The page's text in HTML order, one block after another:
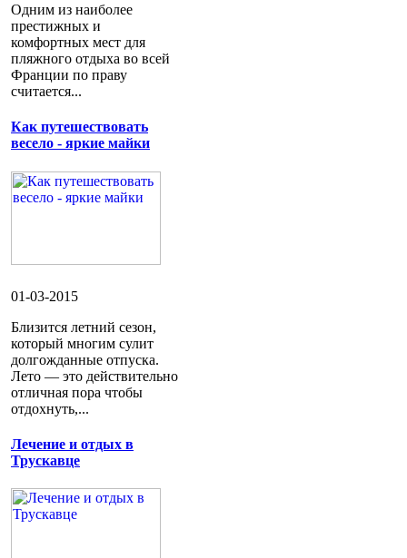
Одним из наиболее
престижных и
комфортных мест для
пляжного отдыха во всей
Франции по праву
считается...
Как путешествовать
весело - яркие майки
01-03-2015
Близится летний сезон,
который многим сулит
долгожданные отпуска.
Лето — это действительно
отличная пора чтобы
отдохнуть,...
Лечение и отдых в
Трускавце